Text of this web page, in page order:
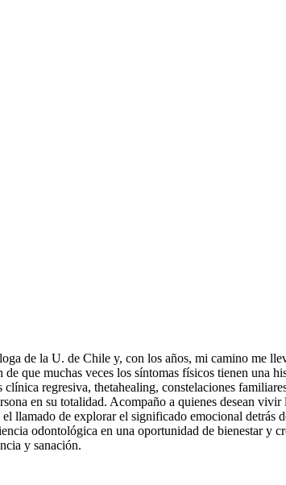
de la U. de Chile y, con los años, mi camino me
que muchas veces los síntomas físicos tienen una
regresiva, thetahealing, constelaciones
en su totalidad. Acompaño a quienes desean
llamado de explorar el significado emocional detrás
odontológica en una oportunidad de bienestar y
y sanación.